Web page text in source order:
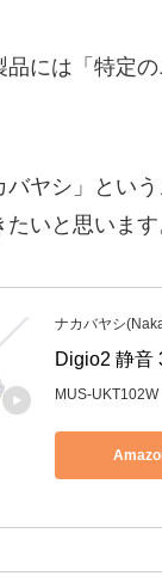
品には「特定
ヤシ」とい
いと思います
ナカバヤシ
Digio2 静音
MUS-UKT102W